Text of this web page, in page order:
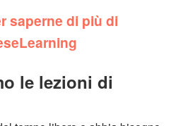
saperne di più di
le lezioni di